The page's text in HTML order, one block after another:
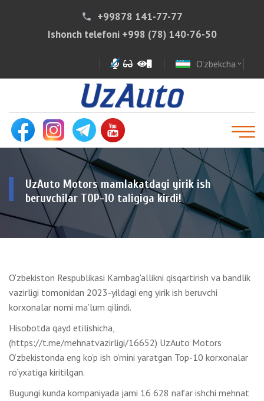
phone
+99878 141-77-77
Ishonch telefoni +998 (78) 140-76-50
O'zbekcha expand_more
UzAuto Motors mamlakatdagi yirik ish
beruvchilar TOP-10 taligiga kirdi!
O‘zbekiston Respublikasi Kambag‘allikni qisqartirish va bandlik
vazirligi tomonidan 2023-yildagi eng yirik ish beruvchi
korxonalar nomi ma’lum qilindi.
Hisobotda qayd etilishicha,
(https://t.me/mehnatvazirligi/16652) UzAuto Motors
O‘zbekistonda eng ko‘p ish o‘rnini yaratgan Top-10 korxonalar
ro‘yxatiga kiritilgan.
Bugungi kunda kompaniyada jami 16 628 nafar ishchi mehnat